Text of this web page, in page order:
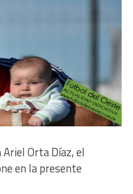
Orta Díaz, el
en la presente